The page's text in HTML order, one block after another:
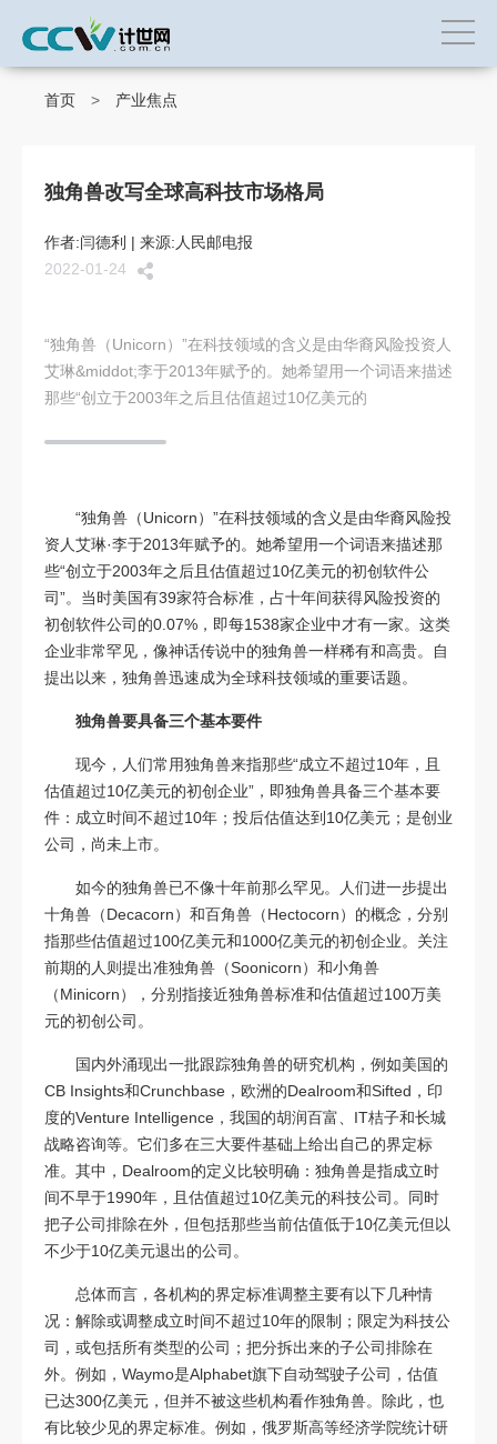
首页 > 产业焦点
独角兽改写全球高科技市场格局
作者:闫德利 | 来源:人民邮电报
2022-01-24
“独角兽（Unicorn）”在科技领域的含义是由华裔风险投资人
艾琳&middot;李于2013年赋予的。她希望用一个词语来描述
那些“创立于2003年之后且估值超过10亿美元的
“独角兽（Unicorn）”在科技领域的含义是由华裔风险投
资人艾琳·李于2013年赋予的。她希望用一个词语来描述那
些“创立于2003年之后且估值超过10亿美元的初创软件公
司”。当时美国有39家符合标准，占十年间获得风险投资的
初创软件公司的0.07%，即每1538家企业中才有一家。这类
企业非常罕见，像神话传说中的独角兽一样稀有和高贵。自
提出以来，独角兽迅速成为全球科技领域的重要话题。
独角兽要具备三个基本要件
现今，人们常用独角兽来指那些“成立不超过10年，且
估值超过10亿美元的初创企业”，即独角兽具备三个基本要
件：成立时间不超过10年；投后估值达到10亿美元；是创业
公司，尚未上市。
如今的独角兽已不像十年前那么罕见。人们进一步提出
十角兽（Decacorn）和百角兽（Hectocorn）的概念，分别
指那些估值超过100亿美元和1000亿美元的初创企业。关注
前期的人则提出准独角兽（Soonicorn）和小角兽
（Minicorn），分别指接近独角兽标准和估值超过100万美
元的初创公司。
国内外涌现出一批跟踪独角兽的研究机构，例如美国的
CB Insights和Crunchbase，欧洲的Dealroom和Sifted，印
度的Venture Intelligence，我国的胡润百富、IT桔子和长城
战略咨询等。它们多在三大要件基础上给出自己的界定标
准。其中，Dealroom的定义比较明确：独角兽是指成立时
间不早于1990年，且估值超过10亿美元的科技公司。同时
把子公司排除在外，但包括那些当前估值低于10亿美元但以
不少于10亿美元退出的公司。
总体而言，各机构的界定标准调整主要有以下几种情
况：解除或调整成立时间不超过10年的限制；限定为科技公
司，或包括所有类型的公司；把分拆出来的子公司排除在
外。例如，Waymo是Alphabet旗下自动驾驶子公司，估值
已达300亿美元，但并不被这些机构看作独角兽。除此，也
有比较少见的界定标准。例如，俄罗斯高等经济学院统计研